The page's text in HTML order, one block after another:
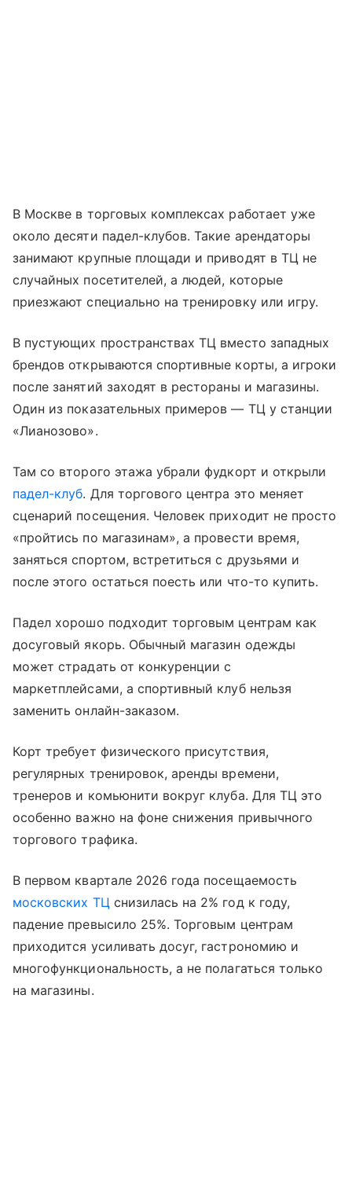
В Москве в торговых комплексах работает уже
около десяти падел-клубов. Такие арендаторы
занимают крупные площади и приводят в ТЦ не
случайных посетителей, а людей, которые
приезжают специально на тренировку или игру.
В пустующих пространствах ТЦ вместо западных
брендов открываются спортивные корты, а игроки
после занятий заходят в рестораны и магазины.
Один из показательных примеров — ТЦ у станции
«Лианозово».
Там со второго этажа убрали фудкорт и открыли
падел-клуб. Для торгового центра это меняет
сценарий посещения. Человек приходит не просто
«пройтись по магазинам», а провести время,
заняться спортом, встретиться с друзьями и
после этого остаться поесть или что-то купить.
Падел хорошо подходит торговым центрам как
досуговый якорь. Обычный магазин одежды
может страдать от конкуренции с
маркетплейсами, а спортивный клуб нельзя
заменить онлайн-заказом.
Корт требует физического присутствия,
регулярных тренировок, аренды времени,
тренеров и комьюнити вокруг клуба. Для ТЦ это
особенно важно на фоне снижения привычного
торгового трафика.
В первом квартале 2026 года посещаемость
московских ТЦ снизилась на 2% год к году,
падение превысило 25%. Торговым центрам
приходится усиливать досуг, гастрономию и
многофункциональность, а не полагаться только
на магазины.